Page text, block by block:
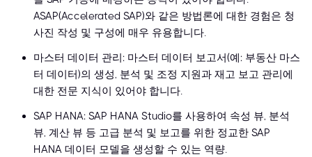
ASAP(Accelerated SAP)와 같은 방법론에 대한 경험은 청
사진 작성 및 구성에 매우 유용합니다.
마스터 데이터 관리: 마스터 데이터 보고서(예: 부동산 마스
터 데이터)의 생성, 분석 및 조정 지원과 재고 보고 관리에
대한 전문 지식이 있어야 합니다.
SAP HANA: SAP HANA Studio를 사용하여 속성 뷰, 분석
뷰, 계산 뷰 등 고급 분석 및 보고를 위한 정교한 SAP
HANA 데이터 모델을 생성할 수 있는 역량.